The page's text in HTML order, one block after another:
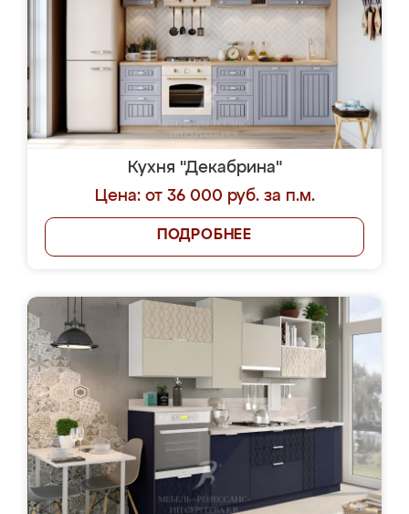
Кухня "Декабрина"
Цена: от 36 000 руб. за п.м.
ПОДРОБНЕЕ